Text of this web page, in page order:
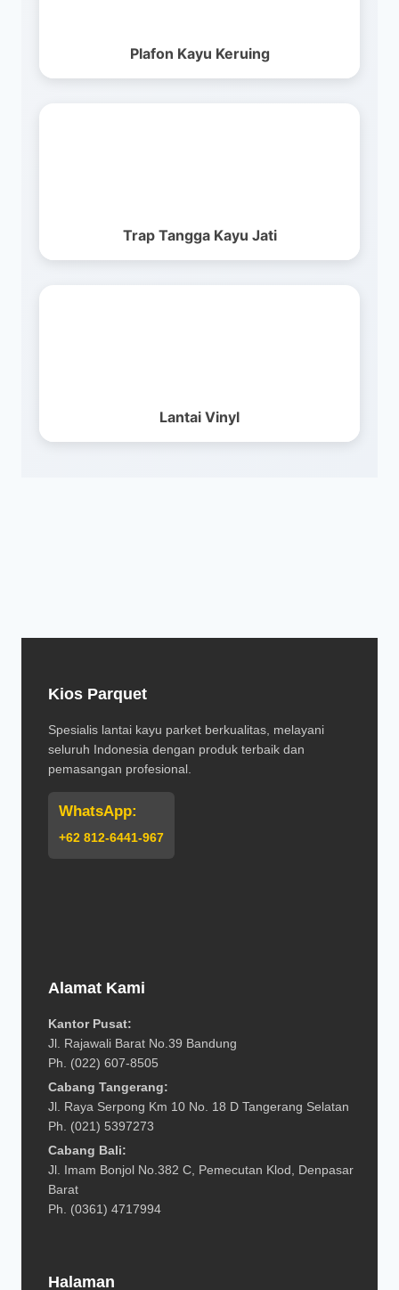
Plafon Kayu Keruing
Trap Tangga Kayu Jati
Lantai Vinyl
Kios Parquet
Spesialis lantai kayu parket berkualitas, melayani
seluruh Indonesia dengan produk terbaik dan
pemasangan profesional.
WhatsApp:
+62 812-6441-967
Alamat Kami
Kantor Pusat:
Jl. Rajawali Barat No.39 Bandung
Ph. (022) 607-8505
Cabang Tangerang:
Jl. Raya Serpong Km 10 No. 18 D Tangerang Selatan
Ph. (021) 5397273
Cabang Bali:
Jl. Imam Bonjol No.382 C, Pemecutan Klod, Denpasar
Barat
Ph. (0361) 4717994
Halaman